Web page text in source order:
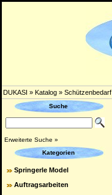
DUKASI » Katalog » Schützenbedarf
Suche
Erweiterte Suche »
Kategorien
Springerle Model
Auftragsarbeiten